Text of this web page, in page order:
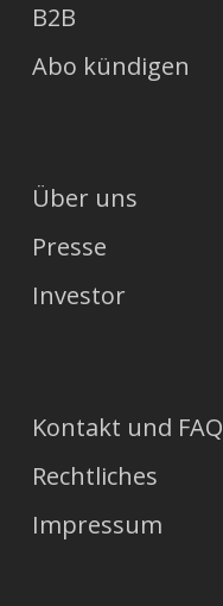
B2B
Abo kündigen
Über uns
Presse
Investor
Kontakt und FAQ
Rechtliches
Impressum